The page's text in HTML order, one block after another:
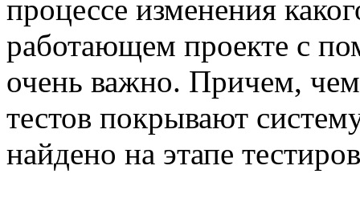
процессе изменения
работающем проекте с
очень важно. Причем,
тестов покрывают
найдено на этапе